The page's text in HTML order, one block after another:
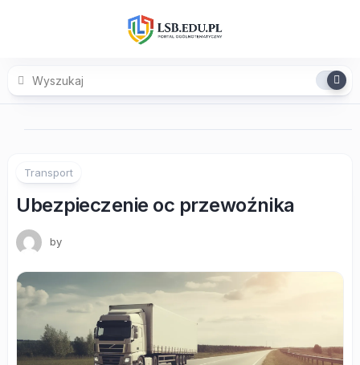
Transport
Ubezpieczenie oc przewoźnika
by